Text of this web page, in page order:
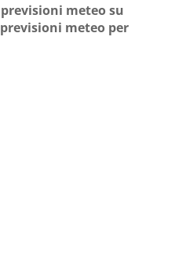
previsioni meteo su
previsioni meteo per